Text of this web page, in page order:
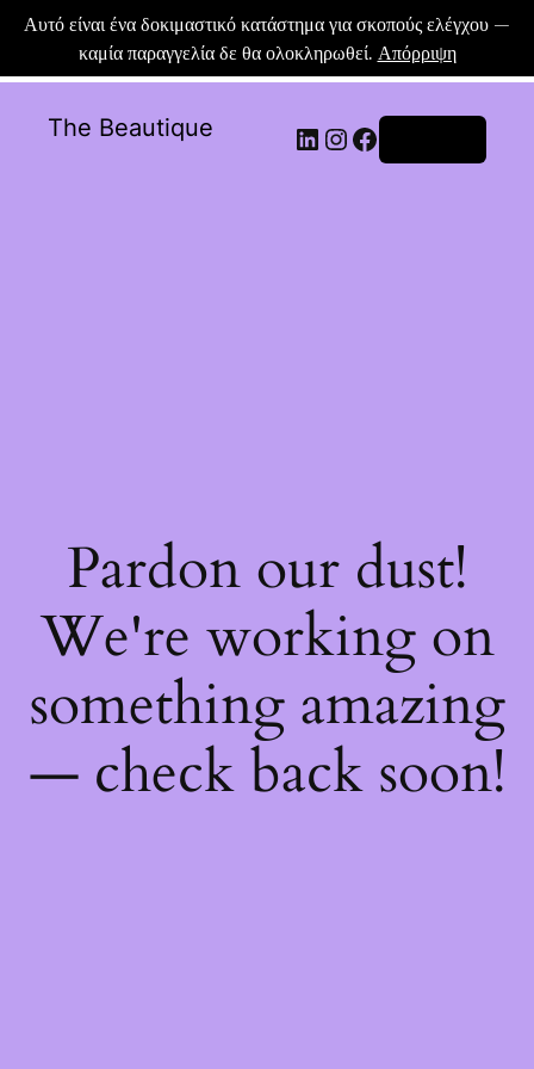
Αυτό είναι ένα δοκιμαστικό κατάστημα για σκοπούς ελέγχου —
καμία παραγγελία δε θα ολοκληρωθεί. Απόρριψη
The Beautique
Pardon our dust!
We're working on
something amazing
— check back soon!